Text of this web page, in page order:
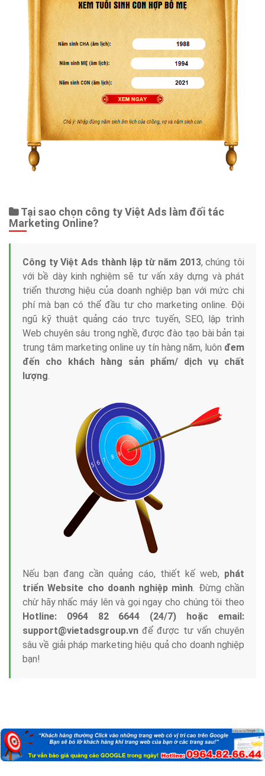
Tại sao chọn công ty Việt Ads làm đối tác
Marketing Online?
Công ty Việt Ads thành lập từ năm 2013, chúng tôi
với bề dày kinh nghiệm sẽ tư vấn xây dựng và phát
triển thương hiệu của doanh nghiệp bạn với mức chi
phí mà bạn có thể đầu tư cho marketing online. Đội
ngũ kỹ thuật quảng cáo trực tuyến, SEO, lập trình
Web chuyên sâu trong nghề, được đào tạo bài bản tại
trung tâm marketing online uy tín hàng năm, luôn đem
đến cho khách hàng sản phẩm/ dịch vụ chất
lượng.
Nếu bạn đang cần quảng cáo, thiết kế web, phát
triển Website cho doanh nghiệp mình. Đừng chần
chừ hãy nhấc máy lên và gọi ngay cho chúng tôi theo
Hotline: 0964 82 6644 (24/7) hoặc email:
support@vietadsgroup.vn để được tư vấn chuyên
sâu về giải pháp marketing hiệu quả cho doanh nghiệp
bạn!